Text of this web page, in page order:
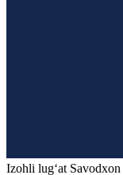
Izohli lugʻat Savodxon